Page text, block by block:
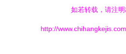
如若转载，请注明
http://